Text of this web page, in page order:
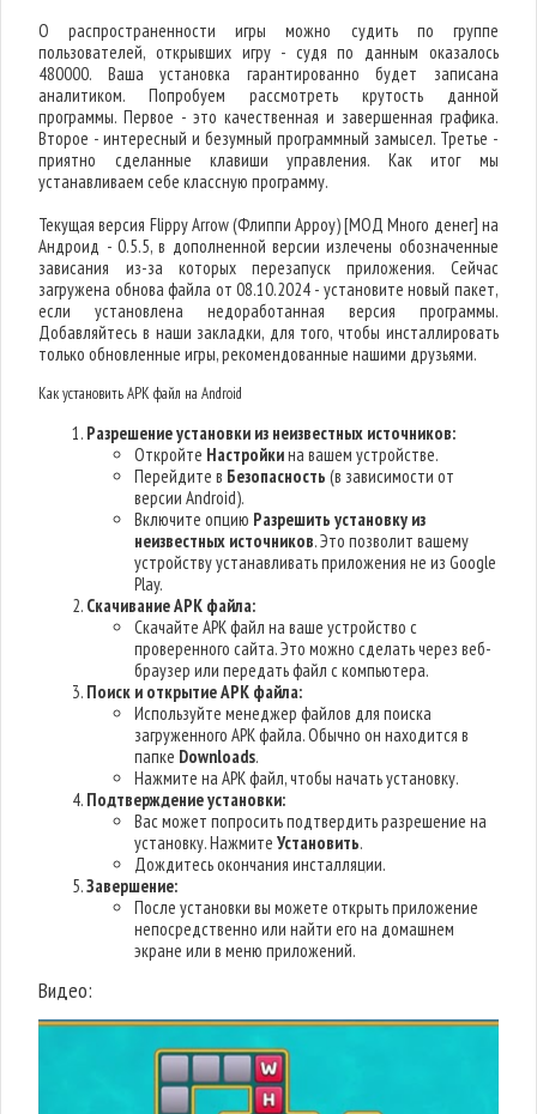
О распространенности игры можно судить по группе
пользователей, открывших игру - судя по данным оказалось
480000. Ваша установка гарантированно будет записана
аналитиком. Попробуем рассмотреть крутость данной
программы. Первое - это качественная и завершенная графика.
Второе - интересный и безумный программный замысел. Третье -
приятно сделанные клавиши управления. Как итог мы
устанавливаем себе классную программу.
Текущая версия Flippy Arrow (Флиппи Арроу) [МОД Много денег] на
Андроид - 0.5.5, в дополненной версии излечены обозначенные
зависания из-за которых перезапуск приложения. Сейчас
загружена обнова файла от 08.10.2024 - установите новый пакет,
если установлена недоработанная версия программы.
Добавляйтесь в наши закладки, для того, чтобы инсталлировать
только обновленные игры, рекомендованные нашими друзьями.
Как установить APK файл на Android
Разрешение установки из неизвестных источников:
Откройте Настройкина вашем устройстве.
Перейдите в Безопасность (в зависимости от
версии Android).
Включите опцию Разрешить установку из
неизвестных источников. Это позволит вашему
устройству устанавливать приложения не из Google
Play.
Скачивание APK файла:
Скачайте APK файл на ваше устройство с
проверенного сайта. Это можно сделать через веб-
браузер или передать файл с компьютера.
Поиск и открытие APK файла:
Используйте менеджер файлов для поиска
загруженного APK файла. Обычно он находится в
папке Downloads.
Нажмите на APK файл, чтобы начать установку.
Подтверждение установки:
Вас может попросить подтвердить разрешение на
установку. НажмитеУстановить.
Дождитесь окончания инсталляции.
Завершение:
После установки вы можете открыть приложение
непосредственно или найти его на домашнем
экране или в меню приложений.
Видео: